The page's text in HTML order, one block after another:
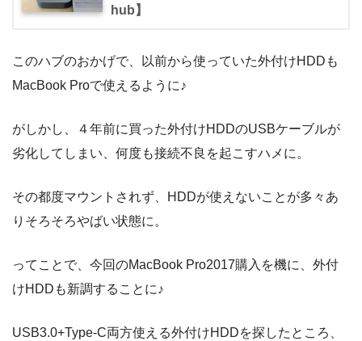
hub】
このハブのおかげで、以前から使っていた外付けHDDも
MacBook Proで使えるように♪
がしかし、４年前に買った外付けHDDのUSBケーブルが
劣化してしまい、何度も接続不良を起こすハメに。
その都度マウントされず、HDDが使えないことが多々あ
りそろそろやばい状態に。
ってことで、今回のMacBook Pro2017購入を機に、外付
けHDDも新調することに♪
USB3.0+Type-C両方使える外付けHDDを探したところ、